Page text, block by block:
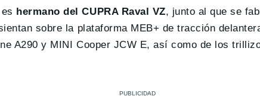
hermano del CUPRA Raval VZ, junto al que se
sobre la plataforma MEB+ de tracción
A290 y MINI Cooper JCW E, así como de los